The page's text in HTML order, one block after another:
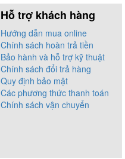
Hỗ trợ khách hàng
Hướng dẫn mua online
Chính sách hoàn trả tiền
Bảo hành và hỗ trợ kỹ thuật
Chính sách đổi trả hàng
Quy định bảo mật
Các phương thức thanh toán
Chính sách vận chuyển